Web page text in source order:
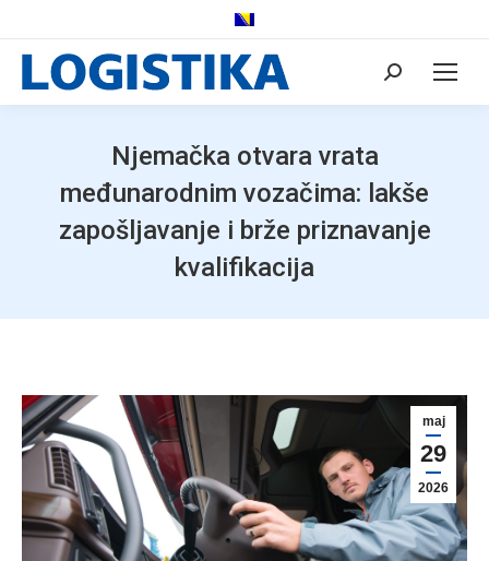
Search:
Njemačka otvara vrata
međunarodnim vozačima: lakše
zapošljavanje i brže priznavanje
kvalifikacija
maj
29
2026